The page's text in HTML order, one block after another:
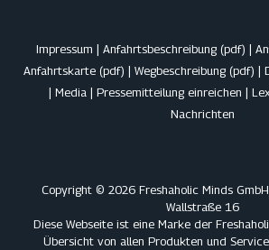
Impressum | Anfahrtsbeschreibung (pdf) |
Anfahrtskarte (pdf) | Wegbeschreibung (pdf) |
| Media| Pressemitteilung einreichen |
Nachrichten
Copyright © 2026 Freshaholic Minds
Wallstraße 16
Diese Webseite ist eine Marke der
Übersicht von allen Produkten und